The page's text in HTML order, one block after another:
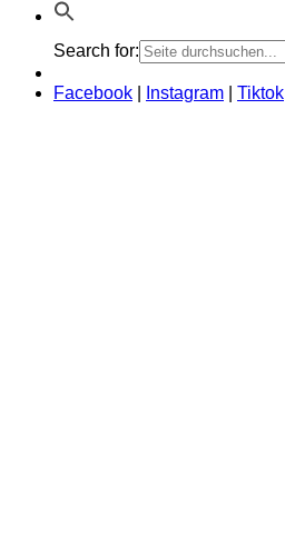
Search for:
Facebook Instagram Tiktok